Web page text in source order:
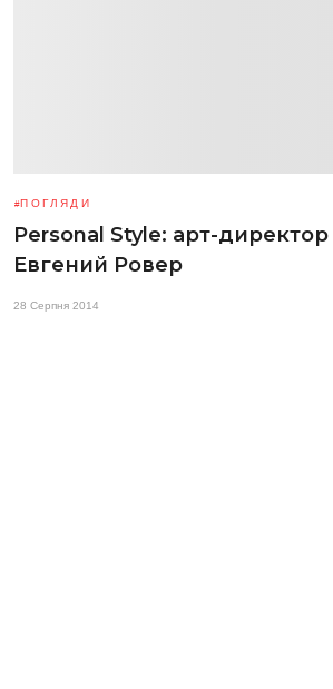
ПОГЛЯДИ
Personal Style: арт-
Евгений Ровер
28 Серпня 2014